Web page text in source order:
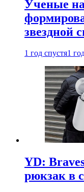
Ученые
звездной
1 год спустя1
YD:
рюкзак в